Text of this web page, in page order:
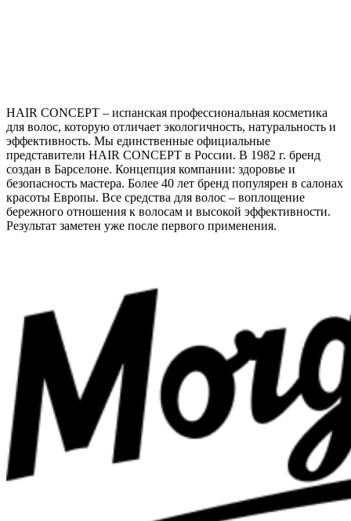
HAIR CONCEPT – испанская профессиональная косметика
для волос, которую отличает экологичность, натуральность и
эффективность. Мы единственные официальные
представители HAIR CONCEPT в России. В 1982 г. бренд
создан в Барселоне. Концепция компании: здоровье и
безопасность мастера. Более 40 лет бренд популярен в салонах
красоты Европы. Все средства для волос – воплощение
бережного отношения к волосам и высокой эффективности.
Результат заметен уже после первого применения.